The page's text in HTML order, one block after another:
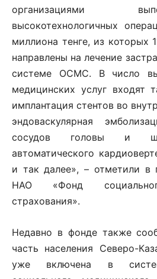
организациями
высокотехнологичных
миллиона тенге, из которых
направлены на лечение
системе ОСМС. В число
медицинских услуг входят
имплантация стентов во
эндоваскулярная
сосудов головы и
автоматического
и так далее», – отметили в
НАО «Фонд
страхования».
Недавно в фонде также
часть населения Северо-
уже включена в